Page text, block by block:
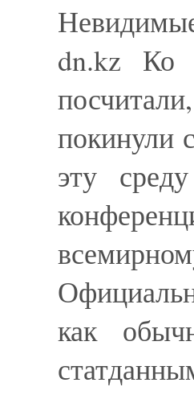
dn.kz Ко
эту
как